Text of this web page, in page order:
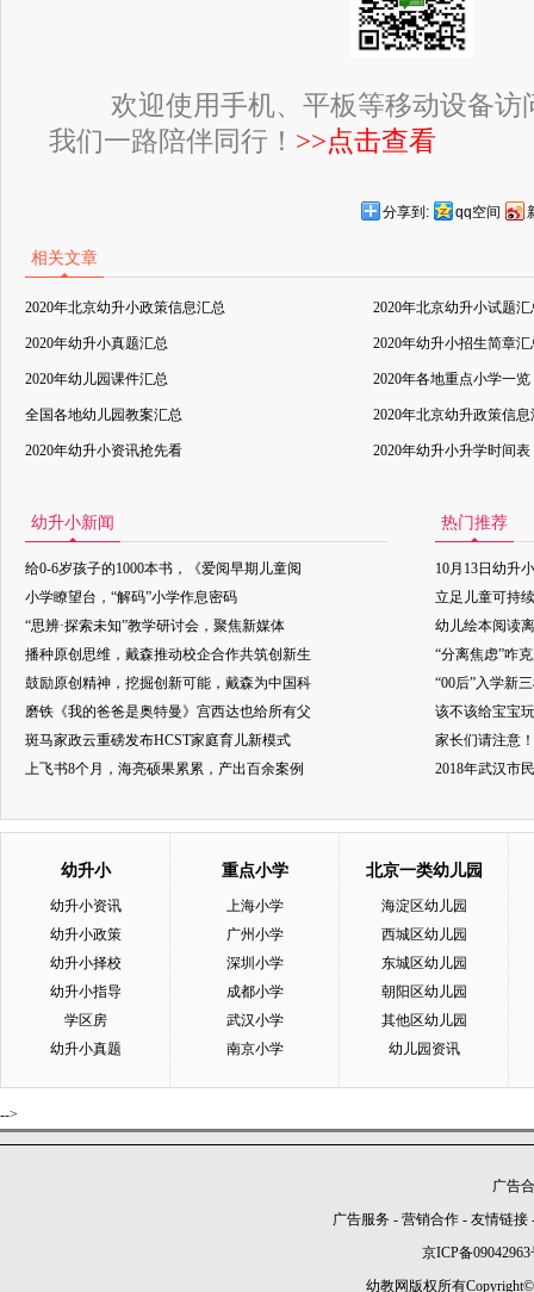
欢迎使用手机、平板等移动设备访
我们一路陪伴同行！ >>点击查看
分享到: qq空间
相关文章
2020年北京幼升小政策信息汇总 2020年北京幼升小试题汇
2020年幼升小真题汇总 2020年幼升小招生简章汇
2020年幼儿园课件汇总 2020年各地重点小学一览
全国各地幼儿园教案汇总 2020年北京幼升政策信息
2020年幼升小资讯抢先看 2020年幼升小升学时间表
幼升小新闻
给0-6岁孩子的1000本书，《爱阅早期儿童阅
小学瞭望台，“解码”小学作息密码
“思辨·探索未知”教学研讨会，聚焦新媒体
播种原创思维，戴森推动校企合作共筑创新生
鼓励原创精神，挖掘创新可能，戴森为中国科
磨铁《我的爸爸是奥特曼》宫西达也给所有父
斑马家政云重磅发布HCST家庭育儿新模式
上飞书8个月，海亮硕果累累，产出百余案例
热门推荐
10月13日幼升
立足儿童可持
幼儿绘本阅读
“分离焦虑”咋
“00后”入学新
该不该给宝宝
家长们请注意
2018年武汉市
幼升小
幼升小资讯
幼升小政策
幼升小择校
幼升小指导
学区房
幼升小真题
重点小学
上海小学
广州小学
深圳小学
成都小学
武汉小学
南京小学
北京一类幼儿园
海淀区幼儿园
西城区幼儿园
东城区幼儿园
朝阳区幼儿园
其他区幼儿园
幼儿园资讯
-->
广告
广告服务 - 营销合作 - 友情链接
京ICP备09042963
幼教网版权所有